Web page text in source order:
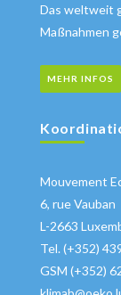
Das weltweit
Maßnahmen
MEHR INFOS
Mouvement
6, rue Vauban
L-2663
Tel. (+352)
GSM (+352)